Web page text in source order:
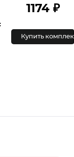
1174 ₽
Купить комплект